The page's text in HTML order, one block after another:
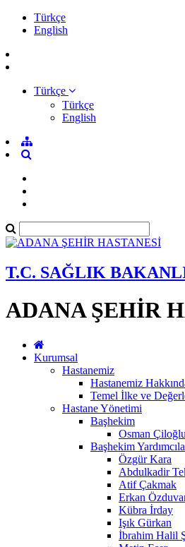
Türkçe
English
Türkçe
Türkçe
English
T.C. SAĞLIK
ADANA ŞEHİR
Kurumsal
Hastanemiz
Hastanemiz
Temel İlke ve
Hastane Yönetimi
Başhekim
Osman Çiloğlu
Başhekim
Özgür Kara
Abdulkadir
Atif Çakmak
Erkan
Kübra İrday
Işık Gürkan
İbrahim Halil